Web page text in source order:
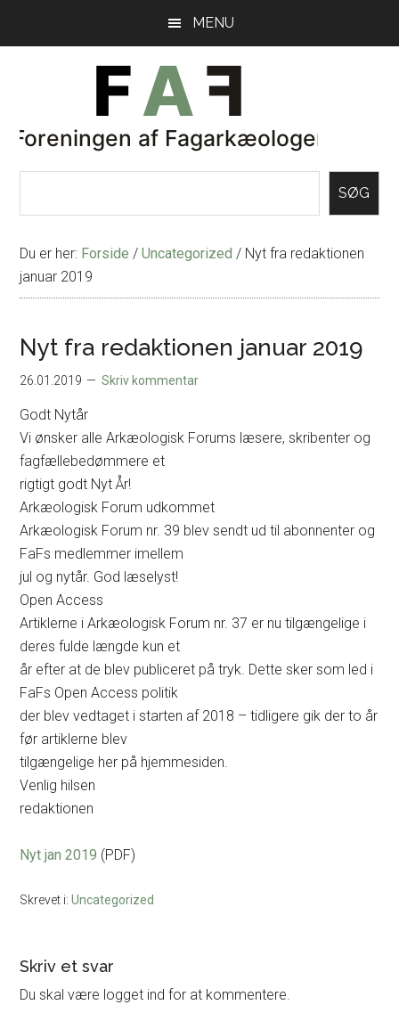
MENU
SØG
Du er her: Forside / Uncategorized / Nyt fra redaktionen
januar 2019
Nyt fra redaktionen januar 2019
26.01.2019 Skriv kommentar
Godt Nytår
Vi ønsker alle Arkæologisk Forums læsere, skribenter og
fagfællebedømmere et
rigtigt godt Nyt År!
Arkæologisk Forum udkommet
Arkæologisk Forum nr. 39 blev sendt ud til abonnenter og
FaFs medlemmer imellem
jul og nytår. God læselyst!
Open Access
Artiklerne i Arkæologisk Forum nr. 37 er nu tilgængelige i
deres fulde længde kun et
år efter at de blev publiceret på tryk. Dette sker som led i
FaFs Open Access politik
der blev vedtaget i starten af 2018 – tidligere gik der to år
før artiklerne blev
tilgængelige her på hjemmesiden.
Venlig hilsen
redaktionen
Nyt jan 2019 (PDF)
Skrevet i:Uncategorized
Læserinteraktioner
Skriv et svar
Du skal være logget ind for at kommentere.